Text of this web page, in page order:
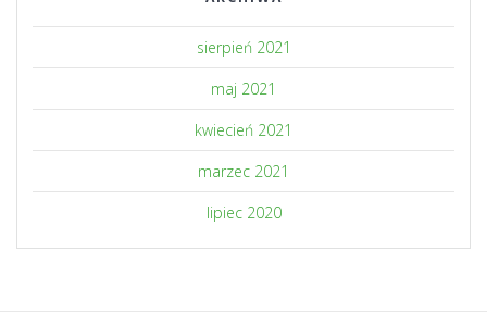
sierpień 2021
maj 2021
kwiecień 2021
marzec 2021
lipiec 2020